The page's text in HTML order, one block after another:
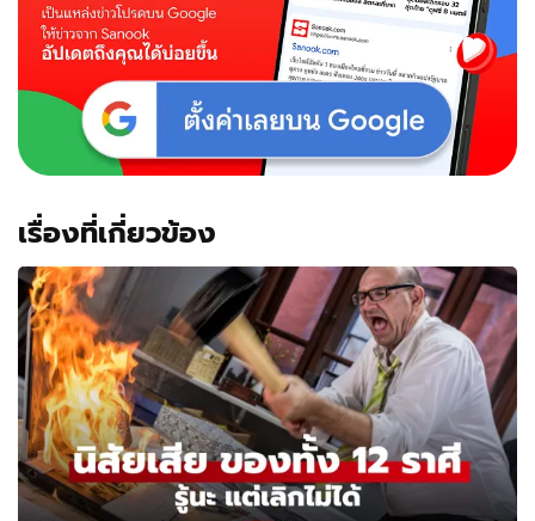
เรื่องที่เกี่ยวข้อง